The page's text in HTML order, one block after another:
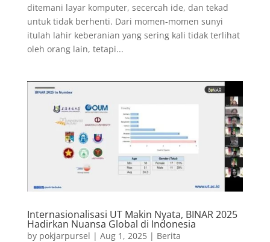
ditemani layar komputer, secercah ide, dan tekad
untuk tidak berhenti. Dari momen-momen sunyi
itulah lahir keberanian yang sering kali tidak terlihat
oleh orang lain, tetapi...
Internasionalisasi UT Makin Nyata, BINAR 2025
Hadirkan Nuansa Global di Indonesia
by pokjarpursel | Aug 1, 2025| Berita